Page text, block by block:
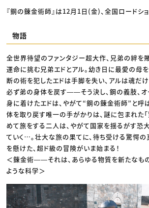
『鋼の錬金術師』は12月1日(金)、全国ロードシ
物語
全世界待望のファンタジー超大作、兄弟の絆を
運命に挑む兄弟エドとアル。幼き日に最愛の母
断の術を犯したエドは手脚を失い、アルは魂だ
必ず弟の身体を戻す――そう決し、鋼の義肢、オ
身に着けたエドは、やがて“鋼の錬金術師”と呼
体を取り戻す唯一の手がかりは、謎に包まれた
めて旅をする二人は、やがて国家を揺るがす恐
ていく…。壮大な旅の果てに、待ち受ける驚愕
を懸けた、超ド級の冒険がいま始まる！
＜錬金術――それは、あらゆる物質を新たなも
ような科学＞